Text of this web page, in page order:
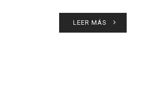
LEER MÁS